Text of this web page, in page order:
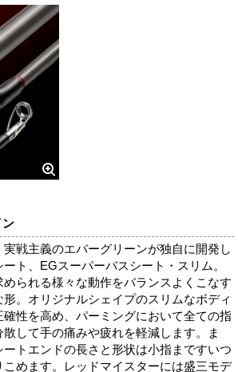
ン
実戦主義のエバーグリーンが独自に開発し
ト、EGスーパーバスシート・スリム。
られる様々な動作をバランスよくこなす
。オリジナルシェイプのスリムなボディ
性を高め、パーミングにおいて全ての指
して手の痛みや疲れを軽減します。ま
トエンドの長さと形状は小指まですいつ
こめます。レッドマイスターには盛三モデ